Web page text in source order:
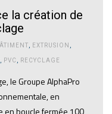
la création de
EXTRUSION
PVC RECYCLAGE
le Groupe AlphaPro
en
en boucle fermée 100